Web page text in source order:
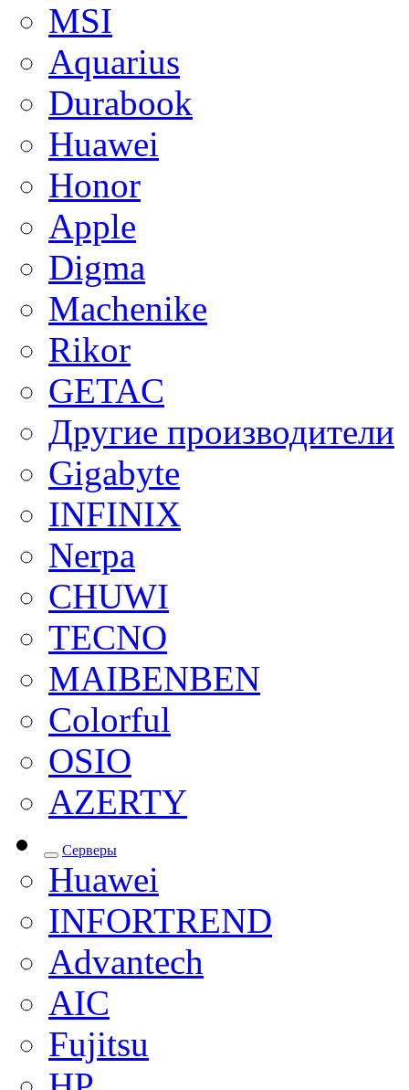
MSI
Aquarius
Durabook
Huawei
Honor
Apple
Digma
Machenike
Rikor
GETAC
Другие производители
Gigabyte
INFINIX
Nerpa
CHUWI
TECNO
MAIBENBEN
Colorful
OSIO
AZERTY
Серверы
Huawei
INFORTREND
Advantech
AIC
Fujitsu